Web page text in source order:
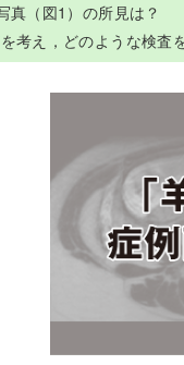
真（図1）の所見は？
考え，どのような検査